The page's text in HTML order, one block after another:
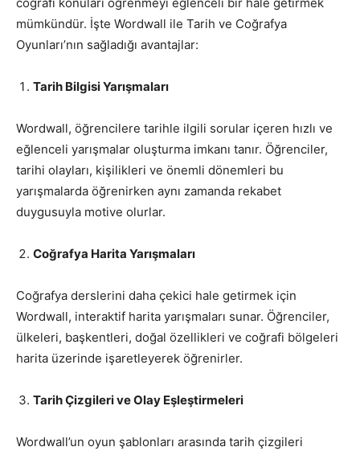
mümkündür. İşte Wordwall ile Tarih ve Coğrafya
Oyunları’nın sağladığı avantajlar:
Tarih Bilgisi Yarışmaları
Wordwall, öğrencilere tarihle ilgili sorular içeren hızlı ve
eğlenceli yarışmalar oluşturma imkanı tanır. Öğrenciler,
tarihi olayları, kişilikleri ve önemli dönemleri bu
yarışmalarda öğrenirken aynı zamanda rekabet
duygusuyla motive olurlar.
Coğrafya Harita Yarışmaları
Coğrafya derslerini daha çekici hale getirmek için
Wordwall, interaktif harita yarışmaları sunar. Öğrenciler,
ülkeleri, başkentleri, doğal özellikleri ve coğrafi bölgeleri
harita üzerinde işaretleyerek öğrenirler.
Tarih Çizgileri ve Olay Eşleştirmeleri
Wordwall’un oyun şablonları arasında tarih çizgileri